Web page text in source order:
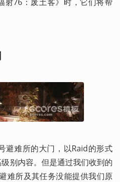
避难所的大门，以Raid的形式
别内容。但是通过我们收到的
难所及其任务没能提供我们原